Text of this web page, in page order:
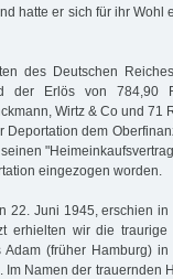
hatte er sich für ihr Wohl
des Deutschen
der Erlös von 784,90
Wirtz & Co und 71
dem
eingezogen worden.
22. Juni 1945, erschien in
erhielten wir die traurige
(früher Hamburg) in
Im Namen der trauernden